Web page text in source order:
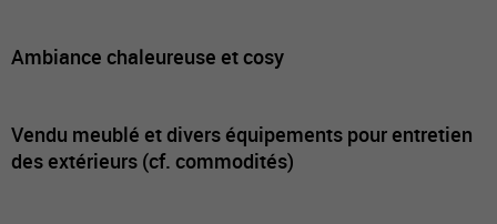
Ambiance chaleureuse et cosy
Vendu meublé et divers équipements pour entretien
des extérieurs (cf. commodités)